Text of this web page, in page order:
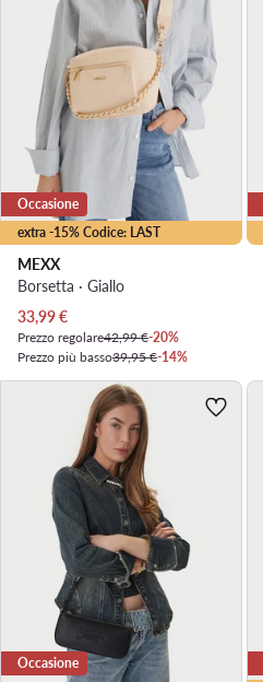
extra -15% Codice: LAST
Occasione
MEXX
Borsetta · Giallo
Prezzo attuale
33,99€
Prezzo regolare42,99 €-20%
Prezzo più basso39,95 €-14%
Occasione